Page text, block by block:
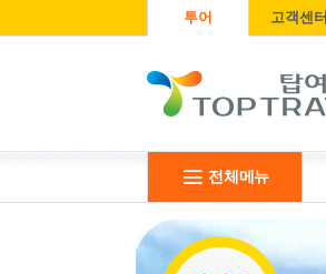
투어 고객센터
전체메뉴
리무진